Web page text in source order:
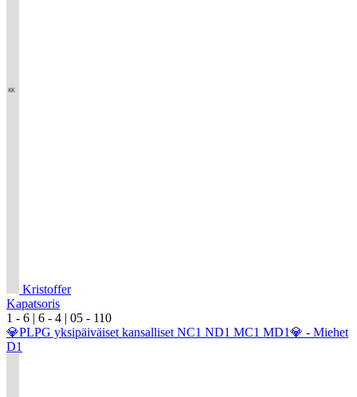
Kristoffer
Kapatsoris
1 - 6 | 6 - 4 | 05 - 110
💎PLPG yksipäiväiset kansalliset NC1 ND1 MC1 MD1💎 - Miehet
D1